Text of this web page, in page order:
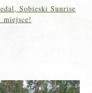
Sobieski Sunrise
miejsce!